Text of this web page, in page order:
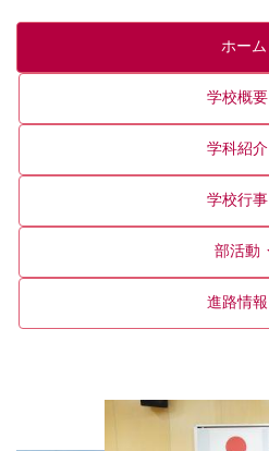
ホーム
学校概要
学科紹介
学校行事
部活動
進路情報